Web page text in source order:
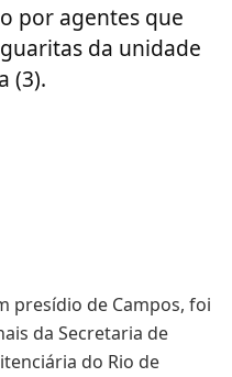
por agentes que
da unidade
(3).
presídio de Campos, foi
da Secretaria de
do Rio de